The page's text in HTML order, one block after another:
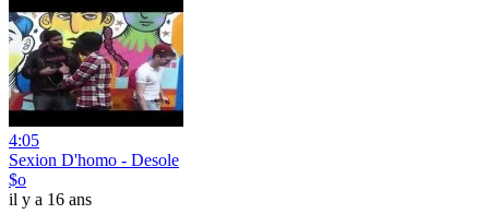
4:05
Sexion D'homo - Desole
$o
il y a 16 ans